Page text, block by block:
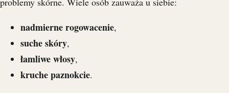
nadmierne rogowacenie,
suche skóry,
łamliwe włosy,
kruche paznokcie.